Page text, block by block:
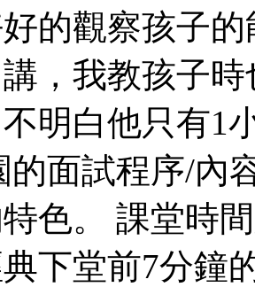
的觀察孩子
，我教孩子
明白他只有1
的面試程序/內
色。 課堂時
下堂前7分鐘